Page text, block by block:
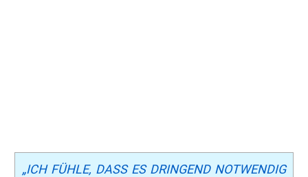
„ICH FÜHLE, DASS ES DRINGEND NOTWENDIG